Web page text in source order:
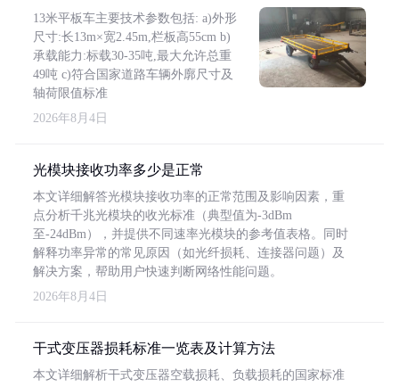
13米平板车主要技术参数包括: a)外形
尺寸:长13m×宽2.45m,栏板高55cm b)
承载能力:标载30-35吨,最大允许总重
49吨 c)符合国家道路车辆外廓尺寸及
轴荷限值标准
2026年8月4日
光模块接收功率多少是正常
本文详细解答光模块接收功率的正常范围及影响因素，重
点分析千兆光模块的收光标准（典型值为-3dBm
至-24dBm），并提供不同速率光模块的参考值表格。同时
解释功率异常的常见原因（如光纤损耗、连接器问题）及
解决方案，帮助用户快速判断网络性能问题。
2026年8月4日
干式变压器损耗标准一览表及计算方法
本文详细解析干式变压器空载损耗、负载损耗的国家标准